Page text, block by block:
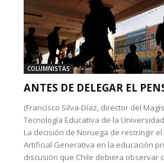
COLUMNISTAS
ANTES DE DELEGAR EL
(Francisco Silva-Díaz, director del
Tecnología Educativa de la
La decisión de Noruega de restringir
Artificial Generativa en la educación
discusión que Chile debiera observar